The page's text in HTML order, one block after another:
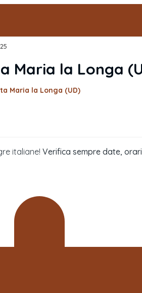
Maria la Longa (
Maria la Longa (UD)
italiane! Verifica sempre date,